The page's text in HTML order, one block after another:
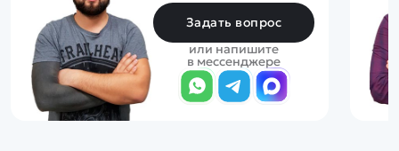
Задать вопрос
или напишите
в мессенджере